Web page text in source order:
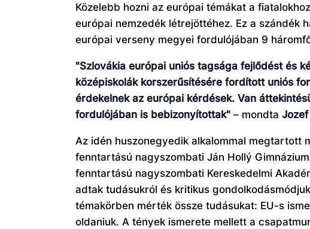
Közelebb hozni az európai témákat a
európai nemzedék létrejöttéhez. Ez a szándék
európai verseny megyei fordulójában 9
"Szlovákia európai uniós tagsága fejlődést és
középiskolák korszerűsítésére fordított uniós
érdekelnek az európai kérdések. Van
fordulójában is bebizonyítottak" – mondta
Az idén huszonegyedik alkalommal megtartott
fenntartású nagyszombati Ján Hollý
fenntartású nagyszombati Kereskedelmi
adtak tudásukról és kritikus
témakörben mérték össze tudásukat: EU-s
oldaniuk. A tények ismerete mellett a